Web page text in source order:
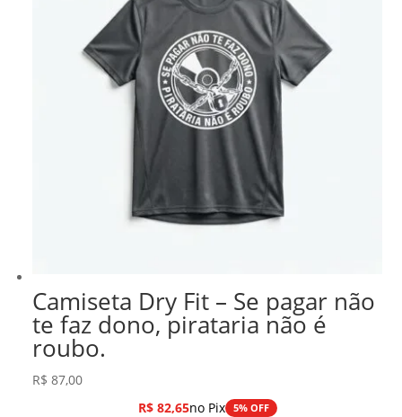
Camiseta Dry Fit – Se pagar não
te faz dono, pirataria não é
roubo.
R$ 87,00
R$82,65no Pix 5% OFF